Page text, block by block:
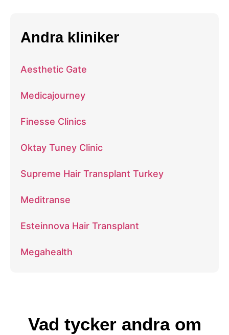
Andra kliniker
Aesthetic Gate
Medicajourney
Finesse Clinics
Oktay Tuney Clinic
Supreme Hair Transplant Turkey
Meditranse
Esteinnova Hair Transplant
Megahealth
Vad tycker andra om